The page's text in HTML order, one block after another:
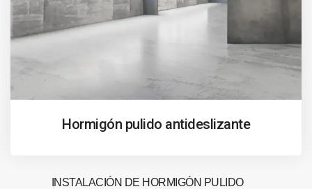
Hormigón pulido antideslizante
INSTALACIÓN DE HORMIGÓN PULIDO